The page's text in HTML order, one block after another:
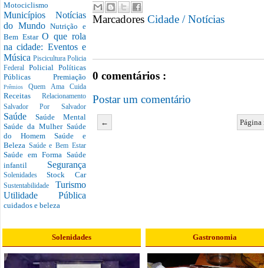
Motociclismo
Municípios Notícias
do MundoNutrição e
Bem EstarO que rola
na cidade: Eventos e
Música Piscicultura Policia
Federal Policial Políticas
Públicas Premiação
PrêmiosQuem Ama Cuida
Receitas Relacionamento
Salvador Por Salvador
Saúde Saúde Mental
Saúde da Mulher Saúde
do Homem Saúde e
Beleza Saúde e Bem Estar
Saúde em Forma Saúde
infantil Segurança
SolenidadesStock Car
Sustentabilidade Turismo
Utilidade Pública
cuidados e beleza
Marcadores Cidade / Notícias
0 comentários :
Postar um comentário
←
Solenidades Gastronomia